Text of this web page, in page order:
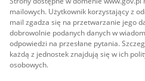
mailowych. Użytkownik korzystający z
mail zgadza się na przetwarzanie jego
dobrowolnie podanych danych w
odpowiedzi na przesłane pytania.
każdą z jednostek znajdują się w ich
osobowych.